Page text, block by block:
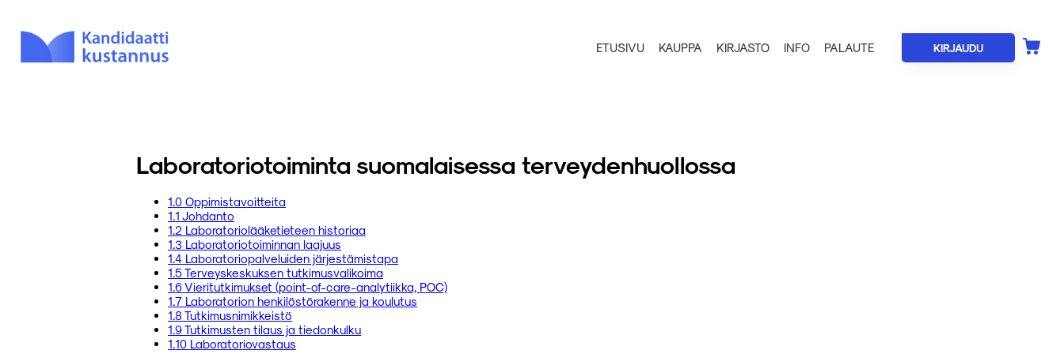
ETUSIVU KAUPPA KIRJASTO INFO PALAUTE KIRJAUDU
Laboratoriotoiminta suomalaisessa terveydenhuollossa
1.0 Oppimistavoitteita
1.1 Johdanto
1.2 Laboratoriolääketieteen historiaa
1.3 Laboratoriotoiminnan laajuus
1.4 Laboratoriopalveluiden järjestämistapa
1.5 Terveyskeskuksen tutkimusvalikoima
1.6 Vieritutkimukset (point-of-care-analytiikka, POC)
1.7 Laboratorion henkilöstörakenne ja koulutus
1.8 Tutkimusnimikkeistö
1.9 Tutkimusten tilaus ja tiedonkulku
1.10 Laboratoriovastaus